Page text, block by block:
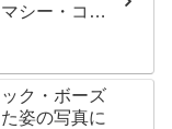
シー・コー
ク・ボーズ
姿の写真に